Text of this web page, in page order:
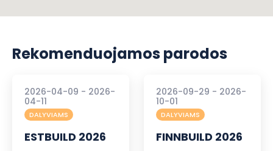
Rekomenduojamos parodos
2026-04-09 - 2026-
04-11
DALYVIAMS
ESTBUILD 2026
2026-09-29 - 2026-
10-01
DALYVIAMS
FINNBUILD 2026